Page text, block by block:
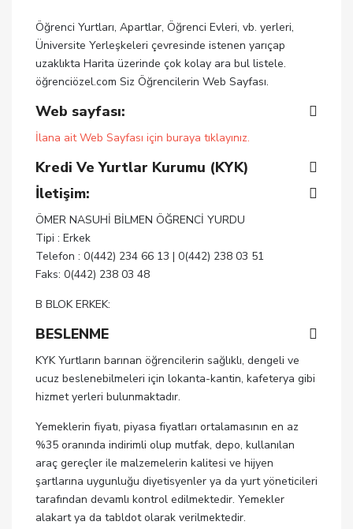
Öğrenci Yurtları, Apartlar, Öğrenci Evleri, vb. yerleri,
Üniversite Yerleşkeleri çevresinde istenen yarıçap
uzaklıkta Harita üzerinde çok kolay ara bul listele.
öğrenciözel.com Siz Öğrencilerin Web Sayfası.
Web sayfası:
İlana ait Web Sayfası için buraya tıklayınız.
Kredi Ve Yurtlar Kurumu (KYK)
İletişim:
ÖMER NASUHİ BİLMEN ÖĞRENCİ YURDU
Tipi : Erkek
Telefon : 0(442) 234 66 13 | 0(442) 238 03 51
Faks: 0(442) 238 03 48
B BLOK ERKEK:
BESLENME
KYK Yurtların barınan öğrencilerin sağlıklı, dengeli ve
ucuz beslenebilmeleri için lokanta-kantin, kafeterya gibi
hizmet yerleri bulunmaktadır.
Yemeklerin fiyatı, piyasa fiyatları ortalamasının en az
%35 oranında indirimli olup mutfak, depo, kullanılan
araç gereçler ile malzemelerin kalitesi ve hijyen
şartlarına uygunluğu diyetisyenler ya da yurt yöneticileri
tarafından devamlı kontrol edilmektedir. Yemekler
alakart ya da tabldot olarak verilmektedir.